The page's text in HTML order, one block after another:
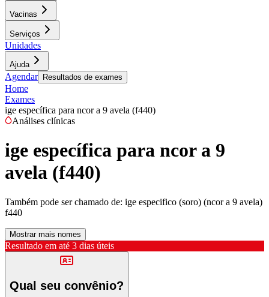
Vacinas
Serviços
Unidades
Ajuda
Agendar Resultados de exames
Home
Exames
ige específica para ncor a 9 avela (f440)
Análises clínicas
ige específica para ncor a 9
avela (f440)
Também pode ser chamado de: ige especifico (soro) (ncor a 9 avela)
f440
Mostrar mais nomes
Resultado em até 3 dias úteis
Qual seu convênio?